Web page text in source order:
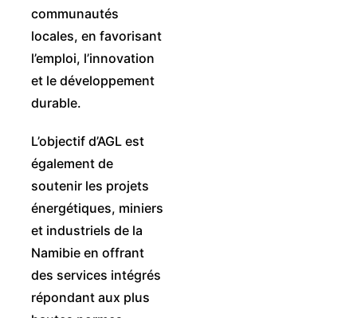
communautés
locales, en favorisant
l’emploi, l’innovation
et le développement
durable.
L’objectif d’AGL est
également de
soutenir les projets
énergétiques, miniers
et industriels de la
Namibie en offrant
des services intégrés
répondant aux plus